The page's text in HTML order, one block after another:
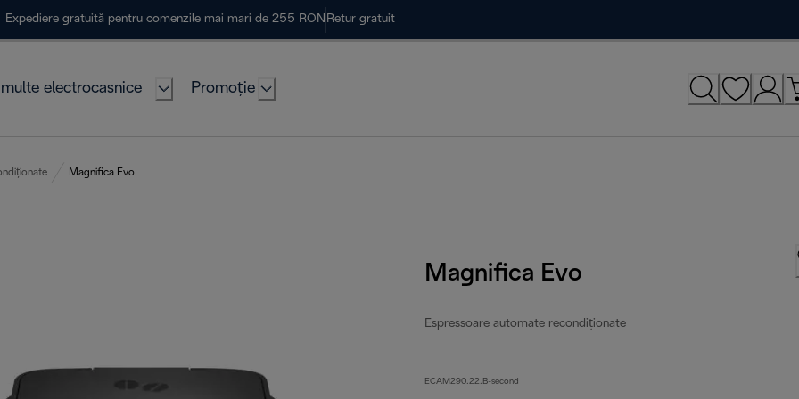
Expediere gratuită pentru comenzile mai mari de 255 RON Retur gratuit
electrocasnice Promoție
Magnifica Evo
Magnifica Evo
Espressoare automate recondiționate
ECAM290.22.B-second